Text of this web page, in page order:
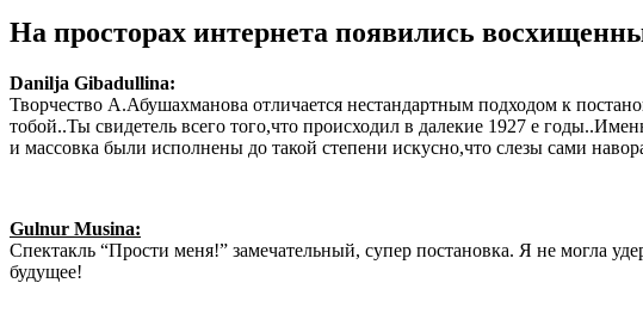
На просторах интернета появились
Danilja Gibadullina:
Творчество А.Абушахманова отличается нестандартным подходом к
тобой..Ты свидетель всего того,что происходил в далекие 1927 е
и массовка были исполнены до такой степени искусно,что слезы сами
Gulnur Musina:
Спектакль “Прости меня!” замечательный, супер постановка. Я не могла
будущее!